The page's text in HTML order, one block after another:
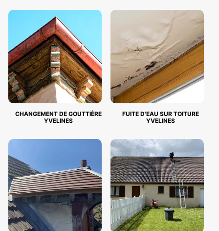
CHANGEMENT DE GOUTTIÈRE
YVELINES
FUITE D'EAU SUR TOITURE
YVELINES